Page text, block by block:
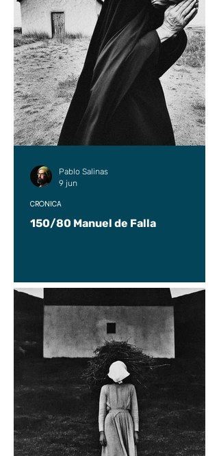
150/80 Manuel de Falla
CRÓNICA
Pablo Salinas
9 jun